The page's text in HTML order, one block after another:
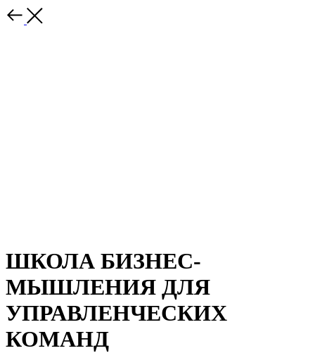
ШКОЛА БИЗНЕС-
МЫШЛЕНИЯ ДЛЯ
УПРАВЛЕНЧЕСКИХ
КОМАНД